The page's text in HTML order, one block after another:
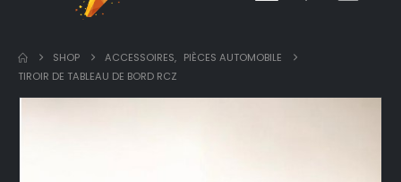
SHOP ACCESSOIRES, PIÈCES AUTOMOBILE
TIROIR DE TABLEAU DE BORD RCZ